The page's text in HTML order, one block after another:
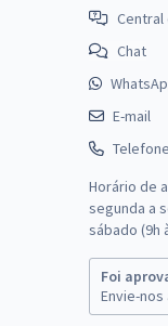
Central
Chat
E-mail
Horário de
segunda a
sábado (9h
Foi
Envie-nos